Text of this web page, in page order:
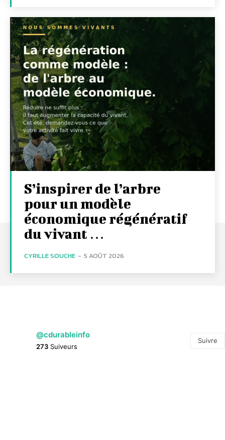
S’inspirer de l’arbre
pour un modèle
économique régénératif
du vivant …
CYRILLE SOUCHE - 5 AOÛT 2026
@cdurableinfo
273 Suiveurs
Suivre